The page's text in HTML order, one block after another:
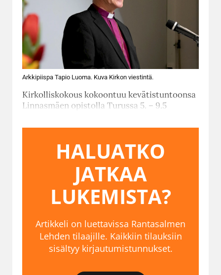
Arkkipiispa Tapio Luoma. Kuva Kirkon viestintä.
Kirkolliskokous kokoontuu kevätistuntoonsa
Linnasmäen opistolla Turussa 5. – 9.5
HALUATKO
JATKAA
LUKEMISTA?
Artikkeli on luettavissa Rantasalmen
Lehden tilaajille. Kaikkiin tilauksiin
sisältyy kirjautumistunnukset.